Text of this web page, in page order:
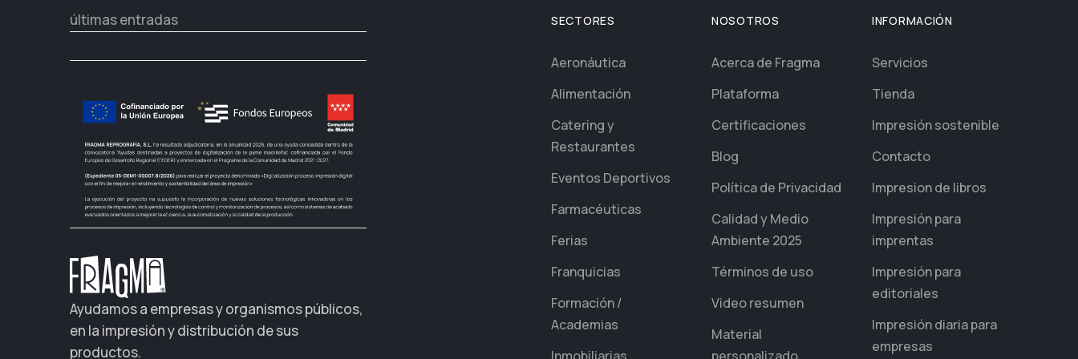
últimas entradas
Ayudamos a empresas y organismos públicos,
en la impresión y distribución de sus
productos.
SECTORES
Aeronáutica
Alimentación
Catering y
Restaurantes
Eventos Deportivos
Farmacéuticas
Ferias
Franquicias
Formación /
Academias
NOSOTROS
Acerca de Fragma
Plataforma
Certificaciones
Blog
Política de Privacidad
Calidad y Medio
Ambiente 2025
Términos de uso
Video resumen
Material
INFORMACIÓN
Servicios
Tienda
Impresión sostenible
Contacto
Impresion de libros
Impresión para
imprentas
Impresión para
editoriales
Impresión diaria para
empresas